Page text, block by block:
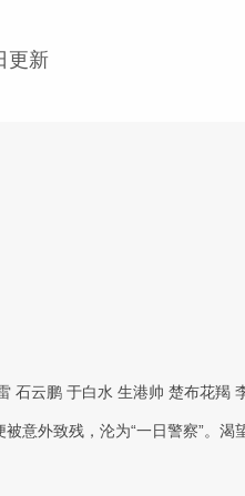
更新
石云鹏 于白水 生港帅 楚布花羯
意外致残，沦为“一日警察”。渴